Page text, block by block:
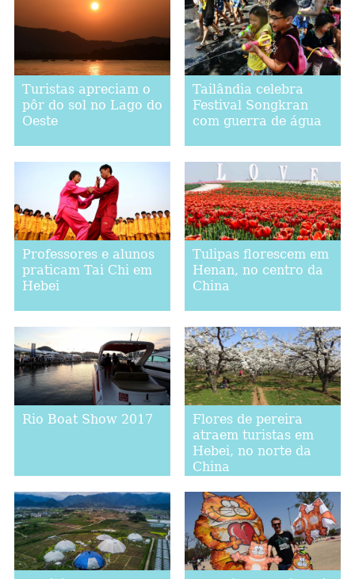
Turistas apreciam o
pôr do sol no Lago do
Oeste
Tailândia celebra
Festival Songkran
com guerra de água
Professores e alunos
praticam Tai Chi em
Hebei
Tulipas florescem em
Henan, no centro da
China
Rio Boat Show 2017
Flores de pereira
atraem turistas em
Hebei, no norte da
China